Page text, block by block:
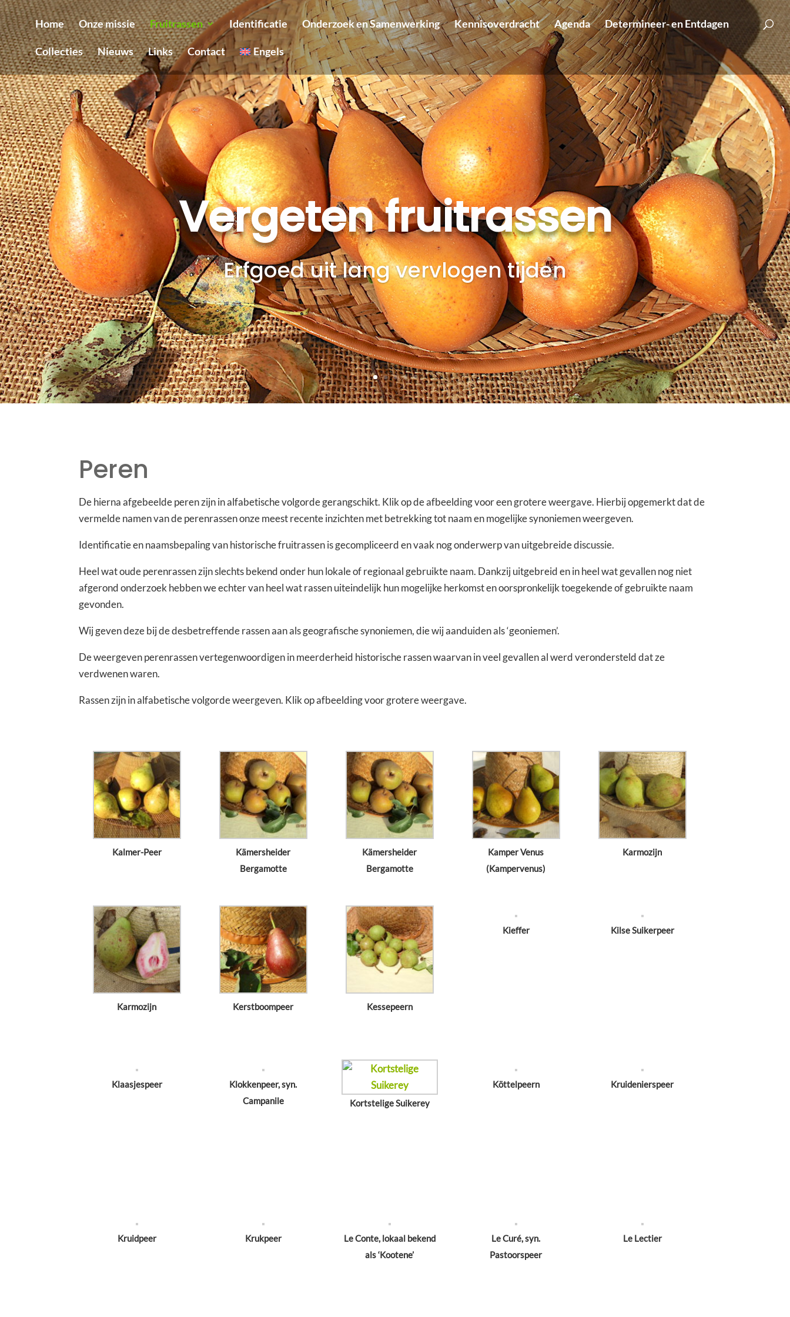
Home Onze missie Fruitrassen Identificatie Onderzoek en Samenwerking Kennisoverdracht Agenda Determineer- en Entdagen
Collecties Nieuws Links Contact Engels
Vergeten fruitrassen
Erfgoed uit lang vervlogen tijden
Peren
De hierna afgebeelde peren zijn in alfabetische volgorde gerangschikt. Klik op de afbeelding voor een grotere weergave. Hierbij opgemerkt dat de
vermelde namen van de perenrassen onze meest recente inzichten met betrekking tot naam en mogelijke synoniemen weergeven.
Identificatie en naamsbepaling van historische fruitrassen is gecompliceerd en vaak nog onderwerp van uitgebreide discussie.
Heel wat oude perenrassen zijn slechts bekend onder hun lokale of regionaal gebruikte naam. Dankzij uitgebreid en in heel wat gevallen nog niet
afgerond onderzoek hebben we echter van heel wat rassen uiteindelijk hun mogelijke herkomst en oorspronkelijk toegekende of gebruikte naam
gevonden.
Wij geven deze bij de desbetreffende rassen aan als geografische synoniemen, die wij aanduiden als ‘geoniemen’.
De weergeven perenrassen vertegenwoordigen in meerderheid historische rassen waarvan in veel gevallen al werd verondersteld dat ze
verdwenen waren.
Rassen zijn in alfabetische volgorde weergeven. Klik op afbeelding voor grotere weergave.
Kalmer-Peer
Kämersheider
Bergamotte
Kämersheider
Bergamotte
Kamper Venus
(Kampervenus)
Karmozijn
Karmozijn Kerstboompeer Kessepeern
Kieffer Kilse Suikerpeer
Klaasjespeer
Klokkenpeer, syn.
Campanile
Kortstelige Suikerey
Köttelpeern Kruidenierspeer
Kruidpeer Krukpeer
Le Conte, lokaal bekend
als ‘Kootene’
Le Curé, syn.
Pastoorspeer
Le Lectier